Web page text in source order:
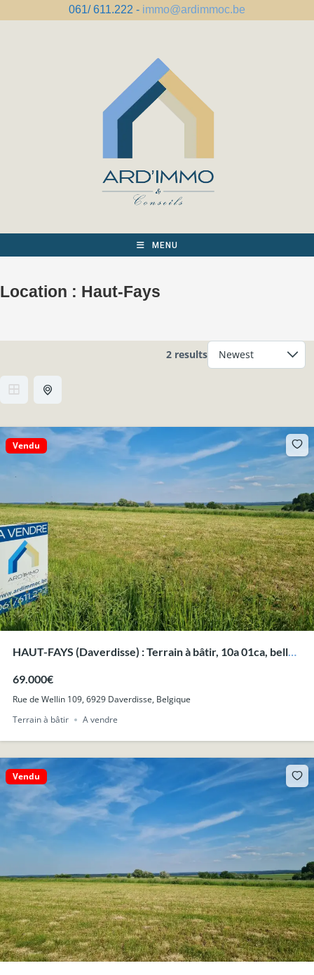
061/ 611.222 - immo@ardimmoc.be
MENU
Location : Haut-Fays
2 results
Vendu
HAUT-FAYS (Daverdisse) : Terrain à bâtir, 10a 01ca, belle
69.000€
Rue de Wellin 109, 6929 Daverdisse, Belgique
Terrain à bâtir
A vendre
Vendu